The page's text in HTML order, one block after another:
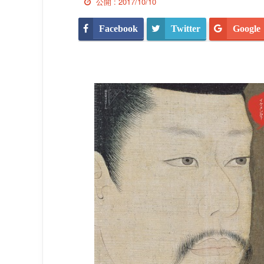
Facebook Twitter Google